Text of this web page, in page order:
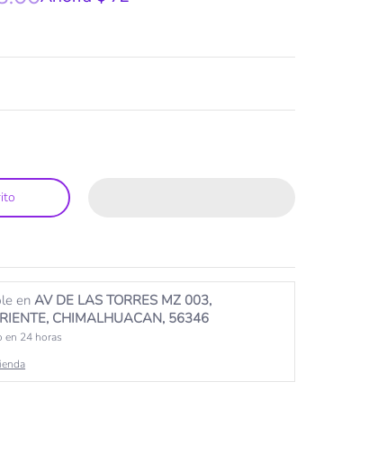
enAV DE LAS TORRES MZ 003,
CHIMALHUACAN, 56346
en 24 horas